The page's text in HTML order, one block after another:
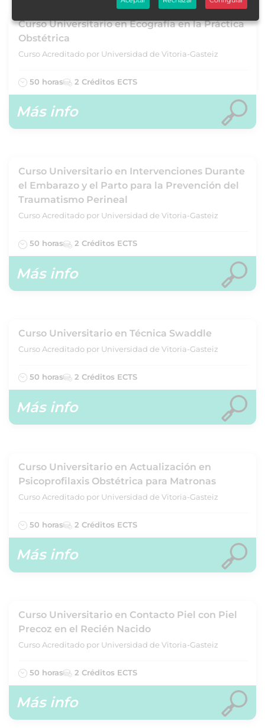
Curso Universitario en Ecografía en la Práctica
Obstétrica
Curso Acreditado por Universidad de Vitoria-Gasteiz
50 horas 2 Créditos ECTS
Más info
Curso Universitario en Intervenciones Durante
el Embarazo y el Parto para la Prevención del
Traumatismo Perineal
Curso Acreditado por Universidad de Vitoria-Gasteiz
50 horas 2 Créditos ECTS
Más info
Curso Universitario en Técnica Swaddle
Curso Acreditado por Universidad de Vitoria-Gasteiz
50 horas 2 Créditos ECTS
Más info
Curso Universitario en Actualización en
Psicoprofilaxis Obstétrica para Matronas
Curso Acreditado por Universidad de Vitoria-Gasteiz
50 horas 2 Créditos ECTS
Más info
Curso Universitario en Contacto Piel con Piel
Precoz en el Recién Nacido
Curso Acreditado por Universidad de Vitoria-Gasteiz
50 horas 2 Créditos ECTS
Más info